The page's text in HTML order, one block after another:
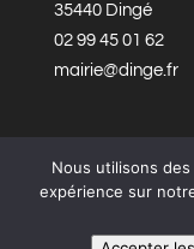
35440 Dingé
02 99 45 01 62
mairie@dinge.fr
Réalisation ©
Nous utilisons
expérience sur